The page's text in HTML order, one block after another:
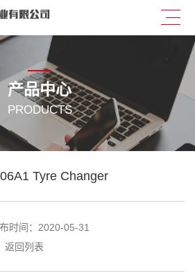
产品中心
PRODUCTS
Tyre Changer
时间：2020-05-31
返回列表